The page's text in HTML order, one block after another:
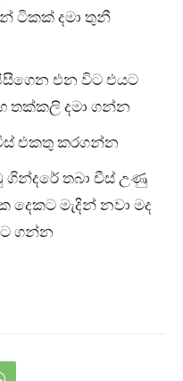
ටිකක් දමා තුනී
එන විට එයට
දමා ගන්න
එකතු කරගන්න
තබා චීස් උණු
මැදින් නවා මද
ගන්න